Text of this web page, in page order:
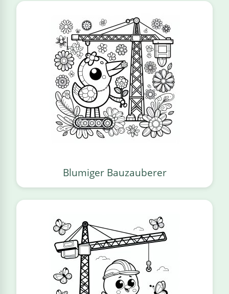
Blumiger Bauzauberer